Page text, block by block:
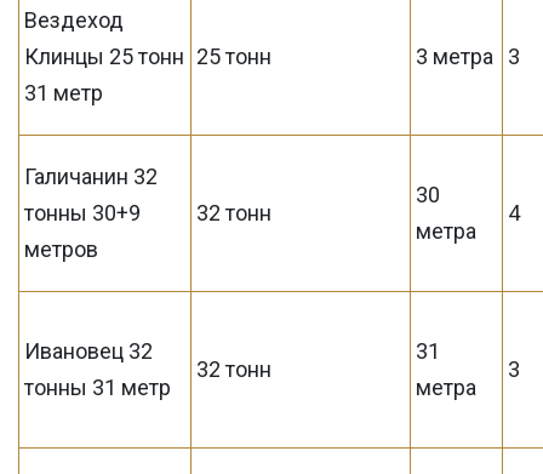
Вездеход
Клинцы 25 тонн
31 метр
25 тонн 3 метра 3
Галичанин 32
тонны 30+9
метров
32 тонн
30
метра
4
Ивановец 32
тонны 31 метр
32 тонн
31
метра
3